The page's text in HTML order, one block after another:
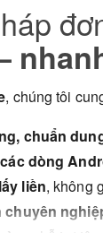
, chúng tôi
chuẩn
dòng
liền, không
chuyên